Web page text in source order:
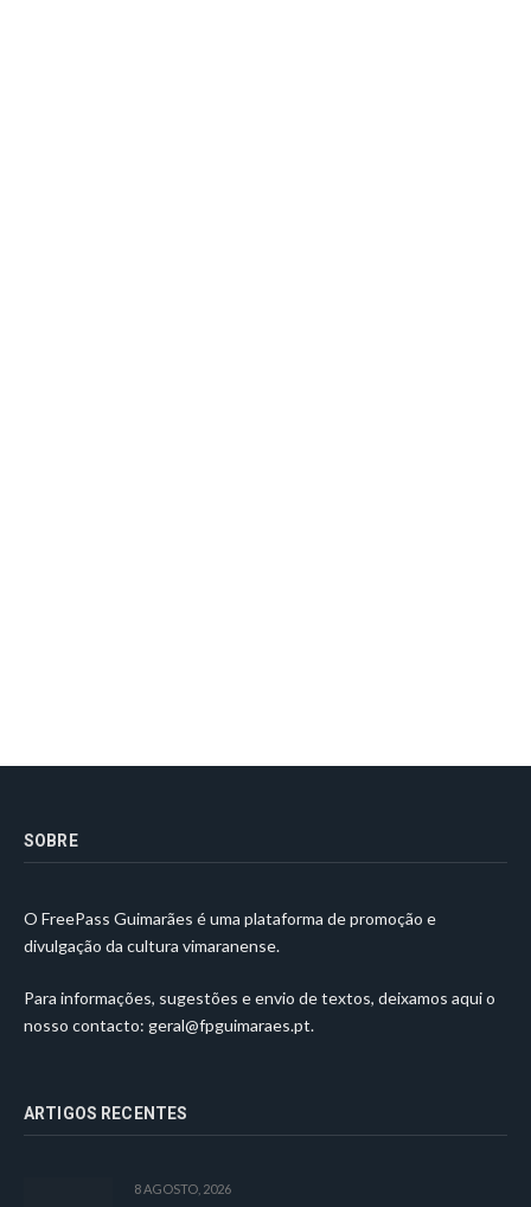
SOBRE
O FreePass Guimarães é uma plataforma de promoção e
divulgação da cultura vimaranense.
Para informações, sugestões e envio de textos, deixamos aqui o
nosso contacto: geral@fpguimaraes.pt.
ARTIGOS RECENTES
8 AGOSTO, 2026